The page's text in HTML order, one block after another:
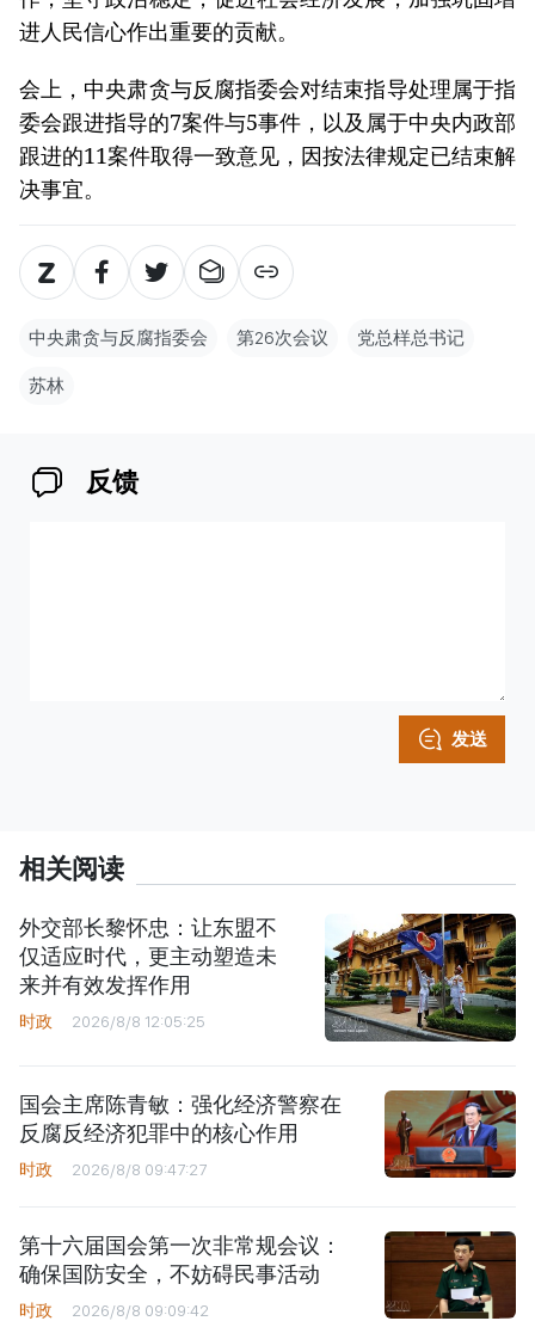
进人民信心作出重要的贡献。
会上，中央肃贪与反腐指委会对结束指导处理属于指
委会跟进指导的7案件与5事件，以及属于中央内政部
跟进的11案件取得一致意见，因按法律规定已结束解
决事宜。
中央肃贪与反腐指委会 第26次会议 党总样总书记
苏林
反馈
发送
相关阅读
外交部长黎怀忠：让东盟不
仅适应时代，更主动塑造未
来并有效发挥作用
时政 2026/8/8 12:05:25
国会主席陈青敏：强化经济警察在
反腐反经济犯罪中的核心作用
时政 2026/8/8 09:47:27
第十六届国会第一次非常规会议：
确保国防安全，不妨碍民事活动
时政 2026/8/8 09:09:42